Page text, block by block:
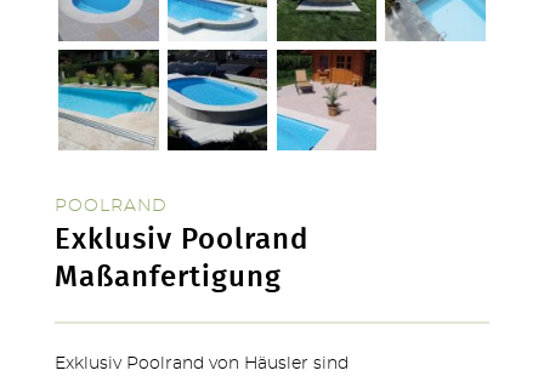
SERVICE & NEUHEITEN
POOLRAND
Exklusiv Poolrand
Maßanfertigung
Exklusiv Poolrand von Häusler sind